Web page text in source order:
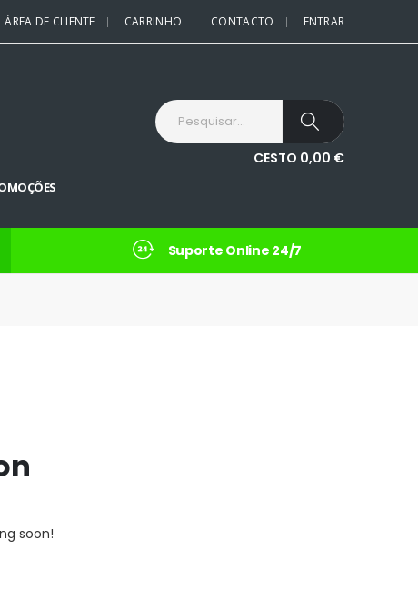
ÁREA DE CLIENTE CARRINHO CONTACTO ENTRAR
CESTO 0,00 €
Suporte Online 24/7
soon!